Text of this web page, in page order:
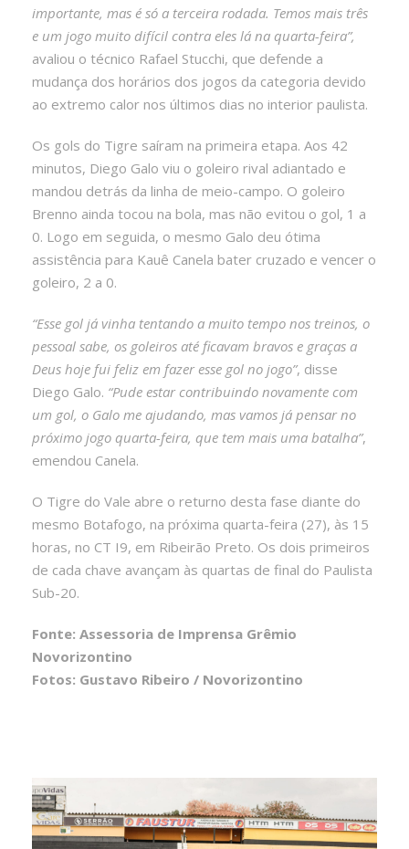
importante, mas é só a terceira rodada. Temos mais três
e um jogo muito difícil contra eles lá na quarta-feira”,
avaliou o técnico Rafael Stucchi, que defende a
mudança dos horários dos jogos da categoria devido
ao extremo calor nos últimos dias no interior paulista.
Os gols do Tigre saíram na primeira etapa. Aos 42
minutos, Diego Galo viu o goleiro rival adiantado e
mandou detrás da linha de meio-campo. O goleiro
Brenno ainda tocou na bola, mas não evitou o gol, 1 a
0. Logo em seguida, o mesmo Galo deu ótima
assistência para Kauê Canela bater cruzado e vencer o
goleiro, 2 a 0.
“Esse gol já vinha tentando a muito tempo nos treinos, o
pessoal sabe, os goleiros até ficavam bravos e graças a
Deus hoje fui feliz em fazer esse gol no jogo”, disse
Diego Galo. “Pude estar contribuindo novamente com
um gol, o Galo me ajudando, mas vamos já pensar no
próximo jogo quarta-feira, que tem mais uma batalha”,
emendou Canela.
O Tigre do Vale abre o returno desta fase diante do
mesmo Botafogo, na próxima quarta-feira (27), às 15
horas, no CT I9, em Ribeirão Preto. Os dois primeiros
de cada chave avançam às quartas de final do Paulista
Sub-20.
Fonte: Assessoria de Imprensa Grêmio
Novorizontino
Fotos: Gustavo Ribeiro / Novorizontino